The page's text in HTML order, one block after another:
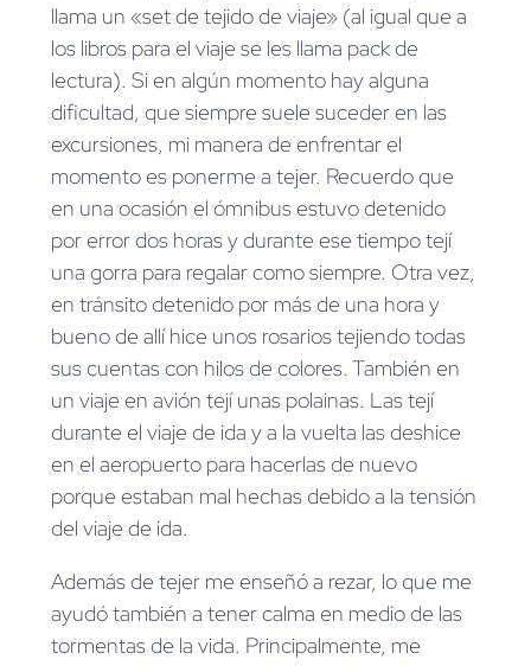
llama un «set de tejido de viaje» (al igual que a
los libros para el viaje se les llama pack de
lectura). Si en algún momento hay alguna
dificultad, que siempre suele suceder en las
excursiones, mi manera de enfrentar el
momento es ponerme a tejer. Recuerdo que
en una ocasión el ómnibus estuvo detenido
por error dos horas y durante ese tiempo tejí
una gorra para regalar como siempre. Otra vez,
en tránsito detenido por más de una hora y
bueno de allí hice unos rosarios tejiendo todas
sus cuentas con hilos de colores. También en
un viaje en avión tejí unas polainas. Las tejí
durante el viaje de ida y a la vuelta las deshice
en el aeropuerto para hacerlas de nuevo
porque estaban mal hechas debido a la tensión
del viaje de ida.
Además de tejer me enseñó a rezar, lo que me
ayudó también a tener calma en medio de las
tormentas de la vida. Principalmente, me